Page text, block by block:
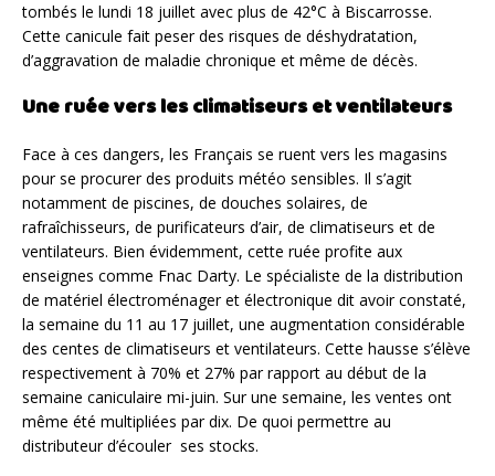
tombés le lundi 18 juillet avec plus de 42°C à Biscarrosse.
Cette canicule fait peser des risques de déshydratation,
d’aggravation de maladie chronique et même de décès.
Une ruée vers les climatiseurs et ventilateurs
Face à ces dangers, les Français se ruent vers les magasins
pour se procurer des produits météo sensibles. Il s’agit
notamment de piscines, de douches solaires, de
rafraîchisseurs, de purificateurs d’air, de climatiseurs et de
ventilateurs. Bien évidemment, cette ruée profite aux
enseignes comme Fnac Darty. Le spécialiste de la distribution
de matériel électroménager et électronique dit avoir constaté,
la semaine du 11 au 17 juillet, une augmentation considérable
des centes de climatiseurs et ventilateurs. Cette hausse s’élève
respectivement à 70% et 27% par rapport au début de la
semaine caniculaire mi-juin. Sur une semaine, les ventes ont
même été multipliées par dix. De quoi permettre au
distributeur d’écouler ses stocks.